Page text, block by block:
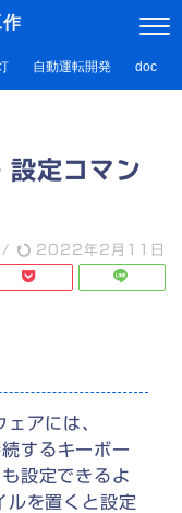
自動運転開発 doc
定コマン
/ 2022年2月11日
アには、
するキーボー
設定できるよ
ルを置くと設定